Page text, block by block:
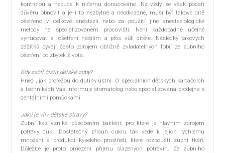
kontrolou a nebude k ničemu donucováno. Ne vždy se však podaří
důvěru obnovit a je-li to nezbytné a neodkladné, musí být takové dítě
ošetřeno v celkové anestézii nebo za použití jiné anesteziologické
metody na specializovaném pracovišti. Není každopádně účelné
vynucovat si ošetření násilím a přes vůli dítěte. Následky takových
zážitků bývají často zdrojem obtížně zvladatelných fobií ze zubního
ošetření po zbytek života.
Kdy začít čistit dětské zuby?
Hned , jak prořežou do dutiny ústní. O speciálních dětských kartáčcích
a technikách Vás informuje stomatolog nebo specializovaná prodejna s
dentálními pomůckami.
Jaký je vliv dětské stravy?
Zubní kaz vzniká působením bakterií, pro které je hlavním zdrojem
potravy cukr. Dostatečný přísun cukru tak vede k jejich rychlému
množení a produkci kyselého prostředí, které rozpouští zubní tkáň.
Důležité je proto omezení příjmu slazených potravin. Ze zubního